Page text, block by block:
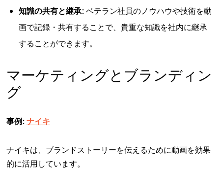
知識の共有と継承:ベテラン社員のノウハウや技術を動
画で記録・共有することで、貴重な知識を社内に継承
することができます。
マーケティングとブランディン
グ
事例:ナイキ
ナイキは、ブランドストーリーを伝えるために動画を効果
的に活用しています。